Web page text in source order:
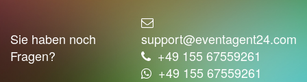
Sie haben noch
Fragen?
support@eventagent24.com
+49 155 67559261
+49 155 67559261